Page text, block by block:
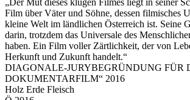
Film über Väter und Söhne, dessen filmisches
kleine Welt im ländlichen Österreich ist. Seine
darin, trotzdem das Universale des
haben. Ein Film voller Zärtlichkeit, der von
Herkunft und Zukunft handelt.“
DIAGONALE-JURYBEGRÜNDUNG FÜR
DOKUMENTARFILM“ 2016
Holz Erde Fleisch